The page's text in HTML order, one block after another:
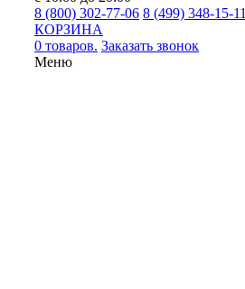
8 (800) 302-77-06 8 (499) 348-15-11
КОРЗИНА
0 товаров. Заказать звонок
Меню